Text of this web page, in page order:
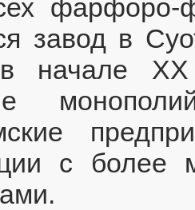
фарфоро-
завод в
начале XX
с более